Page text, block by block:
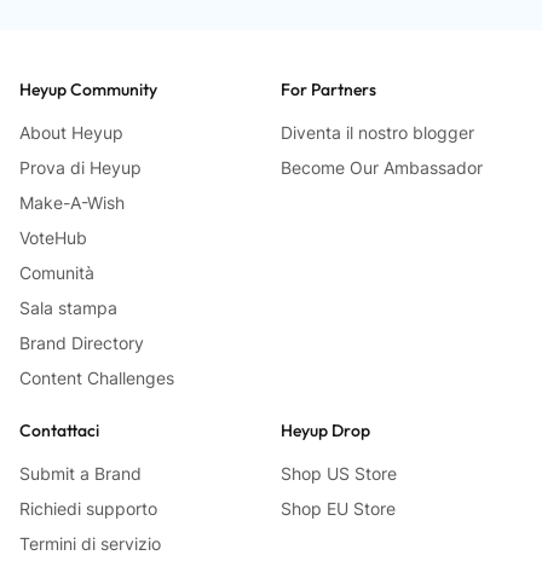
Heyup Community
About Heyup
Prova di Heyup
Make-A-Wish
VoteHub
Comunità
Sala stampa
Brand Directory
Content Challenges
For Partners
Diventa il nostro blogger
Become Our Ambassador
Contattaci
Submit a Brand
Richiedi supporto
Termini di servizio
Heyup Drop
Shop US Store
Shop EU Store